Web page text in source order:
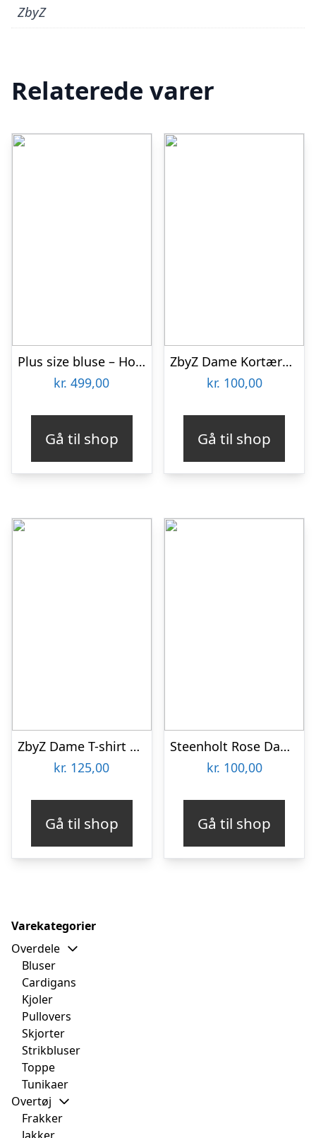
ZbyZ
Relaterede varer
Plus size bluse – Hoshi Purple
kr. 499,00
Gå til shop
ZbyZ Dame Kortærmet bluse Plus Size – Print 3 – 54/56
kr. 100,00
Gå til shop
ZbyZ Dame T-shirt Plus Size – Blue – 54/56
kr. 125,00
Gå til shop
Steenholt Rose Dame Bluse – Vetiver – 46
kr. 100,00
Gå til shop
Varekategorier
Overdele
Bluser
Cardigans
Kjoler
Pullovers
Skjorter
Strikbluser
Toppe
Tunikaer
Overtøj
Frakker